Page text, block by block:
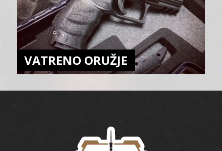
VATRENO ORUŽJE